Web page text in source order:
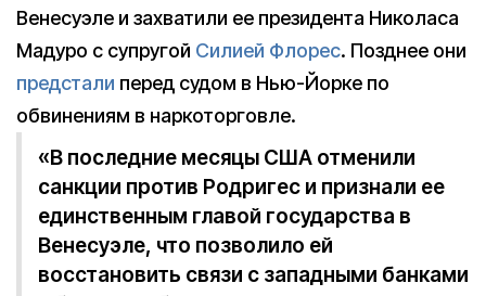
Венесуэле и захватили ее президента Николаса
Мадуро с супругой Силией Флорес. Позднее они
предстали перед судом в Нью-Йорке по
обвинениям в наркоторговле.
«В последние месяцы США отменили
санкции против Родригес и признали ее
единственным главой государства в
Венесуэле, что позволило ей
восстановить связи с западными банками